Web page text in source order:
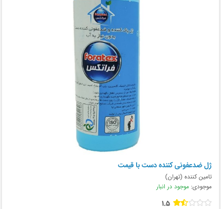
ژل ضدعفونی کننده دست با قیمت
تامین کننده (تهران)
موجودی: موجود در انبار
1.5